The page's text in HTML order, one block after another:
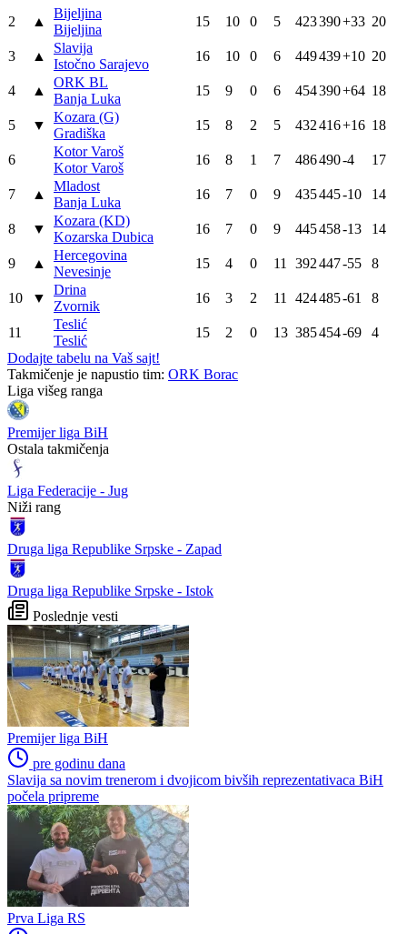
2 ▲
Bijeljina
Bijeljina
15 10 0 5 423390+33 20
3 ▲
Slavija
Istočno Sarajevo
16 10 0 6 449439+10 20
4 ▲
ORK BL
Banja Luka
15 9 0 6 454390+64 18
5 ▼
Kozara (G)
Gradiška
15 8 2 5 432416+16 18
6
Kotor Varoš
Kotor Varoš
16 8 1 7 486490-4 17
7 ▲
Mladost
Banja Luka
16 7 0 9 435445-10 14
8 ▼
Kozara (KD)
Kozarska Dubica
16 7 0 9 445458-13 14
9 ▲
Hercegovina
Nevesinje
15 4 0 11 392447-55 8
10 ▼
Drina
Zvornik
16 3 2 11 424485-61 8
11
Teslić
Teslić
15 2 0 13 385454-69
4
Dodajte tabelu na Vaš sajt!
Takmičenje je napustio tim: ORK Borac
Liga višeg ranga
Premijer liga BiH
Ostala takmičenja
Liga Federacije - Jug
Niži rang
Druga liga Republike Srpske - Zapad
Druga liga Republike Srpske - Istok
Poslednje vesti
Premijer liga BiH
pre godinu dana
Slavija sa novim trenerom i dvojicom bivših reprezentativaca BiH
počela pripreme
Prva Liga RS